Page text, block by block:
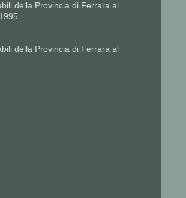
della Provincia di Ferrara al
della Provincia di Ferrara al